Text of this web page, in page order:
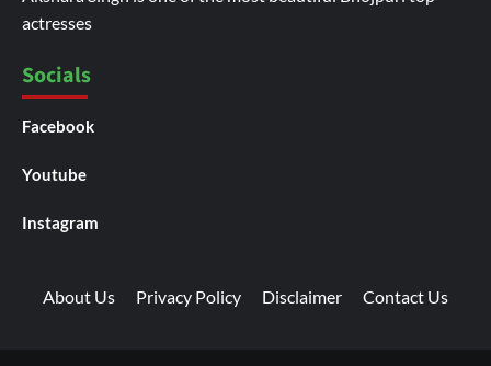
actresses
Socials
Facebook
Youtube
Instagram
About Us Privacy Policy Disclaimer Contact Us